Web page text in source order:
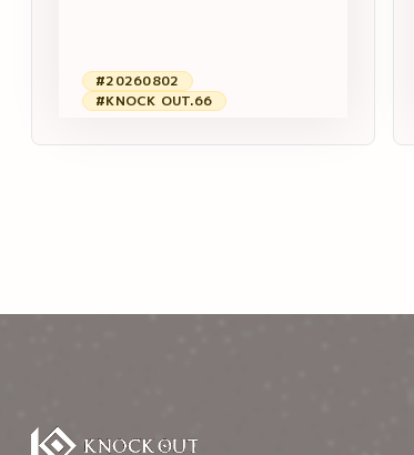
#20260802
#KNOCK OUT.66